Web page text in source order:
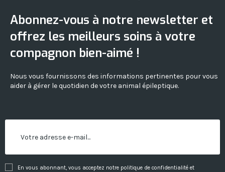
Abonnez-vous à notre newsletter et
offrez les meilleurs soins à votre
compagnon bien-aimé !
Nous vous fournissons des informations pertinentes pour vous
aider à gérer le quotidien de votre animal épileptique.
En vous abonnant, vous acceptez notre politique de confidentialité et